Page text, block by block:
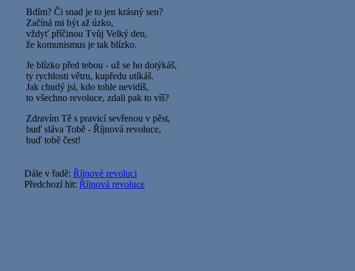
Bdím? Či snad je to jen krásný sen?
Začíná mi být až úzko,
vždyť příčinou Tvůj Velký den,
že komunismus je tak blízko.
Je blízko před tebou - už se ho dotýkáš,
ty rychlosti větru, kupředu utíkáš.
Jak chudý jsi, kdo tohle nevidíš,
to všechno revoluce, zdali pak to víš?
Zdravím Tě s pravicí sevřenou v pěst,
buď sláva Tobě - Říjnová revoluce,
buď tobě čest!
Dále v řadě: Říjnové revoluci
Předchozí hit: Říjnová revoluce